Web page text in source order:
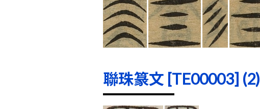
聯珠篆文 [TE00003] (2)